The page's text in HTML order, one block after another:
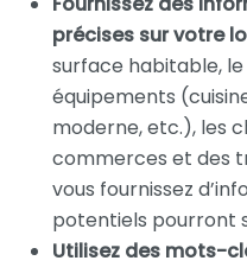
précises sur votre
surface habitable,
équipements
moderne, etc.), les
commerces et des
vous fournissez
potentiels pourront
Utilisez des mots-